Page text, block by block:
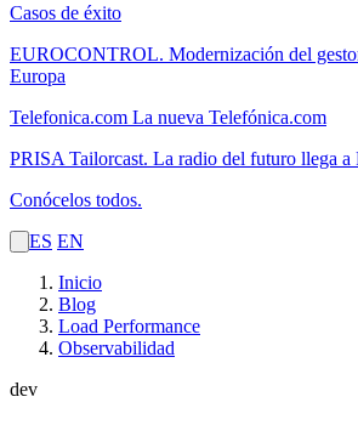
Casos de éxito
EUROCONTROL. Modernización del
Europa
Telefonica.com La nueva Telefónica.com
PRISA Tailorcast. La radio del futuro llega a
Conócelos todos.
ES EN
Inicio
Blog
Load Performance
Observabilidad
dev